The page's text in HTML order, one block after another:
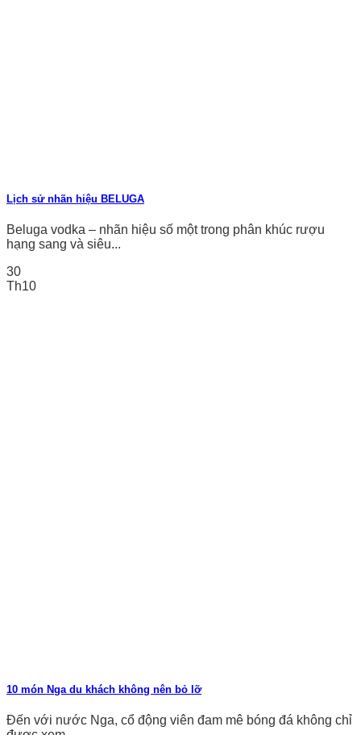
Lịch sử nhãn hiệu BELUGA
Beluga vodka – nhãn hiệu số một trong phân khúc rượu
hạng sang và siêu...
30
Th10
10 món Nga du khách không nên bỏ lỡ
Đến với nước Nga, cổ động viên đam mê bóng đá không chỉ